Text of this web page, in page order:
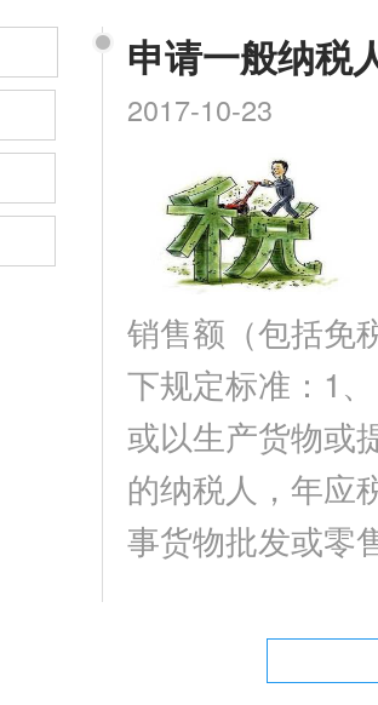
申请一般纳税
2017-10-23
销售额（包括免
下规定标准：1
或以生产货物或
的纳税人，年应
事货物批发或零